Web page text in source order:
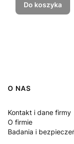
Do koszyka
Linki w stopce
O NAS
Kontakt i dane firmy
O firmie
Badania i